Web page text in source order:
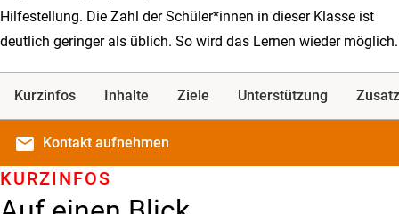
Hilfestellung. Die Zahl der Schüler*innen in dieser Klasse ist
deutlich geringer als üblich. So wird das Lernen wieder möglich.
Kurzinfos Inhalte Ziele Unterstützung
email Kontakt aufnehmen
KURZINFOS